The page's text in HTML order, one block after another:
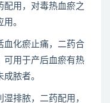
配用，对毒热血瘀之
。
血化瘀止痛，二药合
可用于产后血瘀有热
脓者。
排脓，二药配用，